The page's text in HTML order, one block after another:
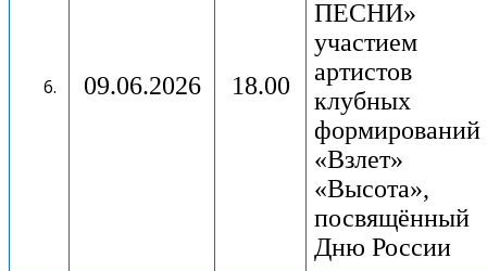
09.06.2026 18.00
ПЕСНИ»
участием
артистов
клубных
формирований
«Взлет»
«Высота»,
посвящённый
Дню России